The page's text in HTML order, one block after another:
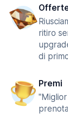
ritiro
di
Premi